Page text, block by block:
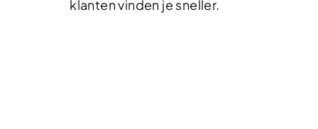
klanten vinden je sneller.